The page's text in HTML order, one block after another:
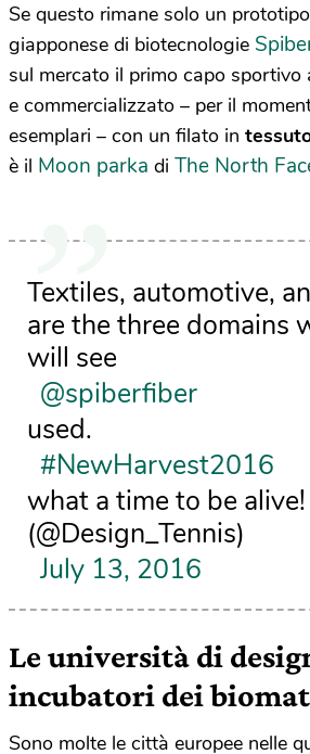
Se questo rimane solo un
giapponese di biotecnologie
sul mercato il primo capo sportivo
e commercializzato – per il
esemplari – con un filato in
è il Moon parka di The North
Textiles, automotive,
are the three domains
will see
@spiberfiber
used.
#NewHarvest2016
what a time to be
(@Design_Tennis)
July 13, 2016
Le università di
incubatori dei
Sono molte le città europee nelle